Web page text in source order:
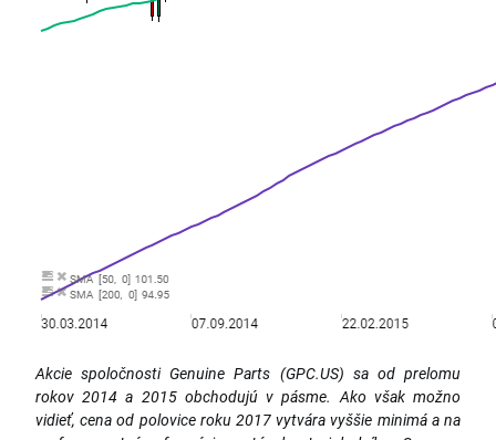
Akcie spoločnosti Genuine Parts (GPC.US) sa od prelomu
rokov 2014 a 2015 obchodujú v pásme. Ako však možno
vidieť, cena od polovice roku 2017 vytvára vyššie minimá a na